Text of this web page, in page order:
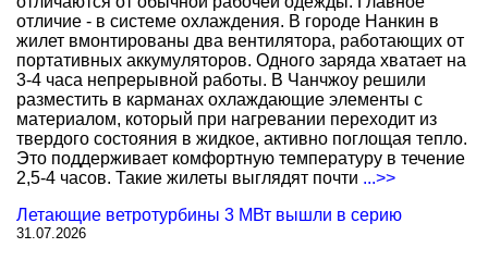
отличие - в системе охлаждения. В городе Нанкин в
жилет вмонтированы два вентилятора, работающих от
портативных аккумуляторов. Одного заряда хватает на
3-4 часа непрерывной работы. В Чанчжоу решили
разместить в карманах охлаждающие элементы с
материалом, который при нагревании переходит из
твердого состояния в жидкое, активно поглощая тепло.
Это поддерживает комфортную температуру в течение
2,5-4 часов. Такие жилеты выглядят почти ...>>
Летающие ветротурбины 3 МВт вышли в серию
31.07.2026